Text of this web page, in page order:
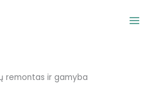
remontas ir gamyba